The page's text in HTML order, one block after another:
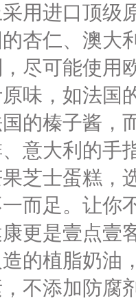
采用进口顶
杏仁、澳大
，尽可能使用
味，如法国
的榛子酱，
意大利的手
芝士蛋糕，
而足。让你
更是壹点壹
造的植脂奶油
不添加防腐